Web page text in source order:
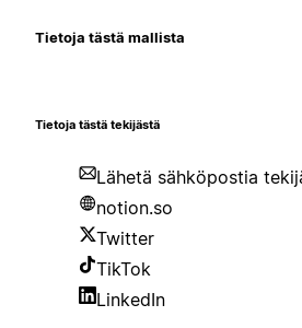
Tietoja tästä mallista
Tietoja tästä tekijästä
Lähetä sähköpostia
notion.so
Twitter
TikTok
LinkedIn